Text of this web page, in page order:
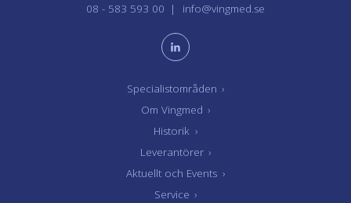
Specialistområden ›
Om Vingmed ›
Historik ›
Leverantörer ›
Aktuellt och Events ›
Service ›
08 - 583 593 00
info@vingmed.se